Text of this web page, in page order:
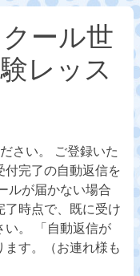
ール世
レッス
さい。 ご登録いた
完了の自動返信を
ルが届かない場合
時点で、既に受け
。 「自動返信が
す。（お連れ様も